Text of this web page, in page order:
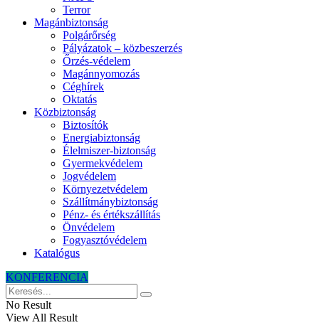
Terror
Magánbiztonság
Polgárőrség
Pályázatok – közbeszerzés
Őrzés-védelem
Magánnyomozás
Céghírek
Oktatás
Közbiztonság
Biztosítók
Energiabiztonság
Élelmiszer-biztonság
Gyermekvédelem
Jogvédelem
Környezetvédelem
Szállítmánybiztonság
Pénz- és értékszállítás
Önvédelem
Fogyasztóvédelem
Katalógus
KONFERENCIA
No Result
View All Result